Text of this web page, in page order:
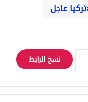
تركيا عاجل
نسخ الرابط